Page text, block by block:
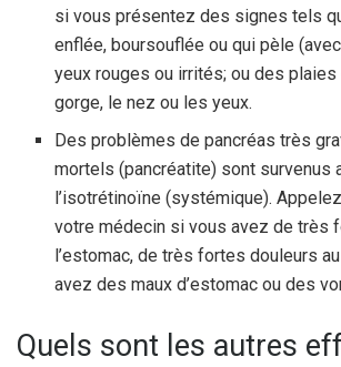
si vous présentez des signes tels
enflée, boursouflée ou qui pèle
yeux rouges ou irrités; ou des plaies
gorge, le nez ou les yeux.
Des problèmes de pancréas très
mortels (pancréatite) sont survenus
l’isotrétinoïne (systémique).
votre médecin si vous avez de très
l’estomac, de très fortes douleurs
avez des maux d’estomac ou des
Quels sont les autres